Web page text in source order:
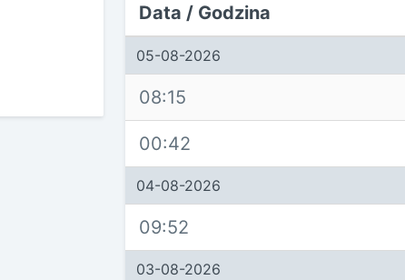
Data / Godzina
05-08-2026
08:15
00:42
04-08-2026
09:52
03-08-2026